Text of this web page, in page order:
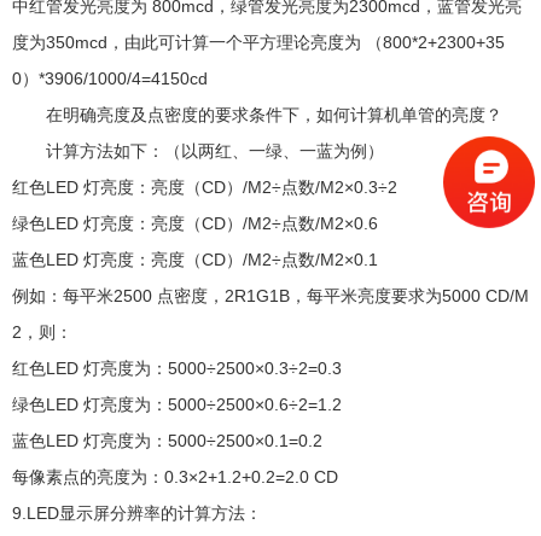
中红管发光亮度为 800mcd，绿管发光亮度为2300mcd，蓝管发光亮
度为350mcd，由此可计算一个平方理论亮度为 （800*2+2300+35
0）*3906/1000/4=4150cd
在明确亮度及点密度的要求条件下，如何计算机单管的亮度？
计算方法如下：（以两红、一绿、一蓝为例）
红色LED 灯亮度：亮度（CD）/M2÷点数/M2×0.3÷2
绿色LED 灯亮度：亮度（CD）/M2÷点数/M2×0.6
蓝色LED 灯亮度：亮度（CD）/M2÷点数/M2×0.1
例如：每平米2500 点密度，2R1G1B，每平米亮度要求为5000 CD/M
2，则：
红色LED 灯亮度为：5000÷2500×0.3÷2=0.3
绿色LED 灯亮度为：5000÷2500×0.6÷2=1.2
蓝色LED 灯亮度为：5000÷2500×0.1=0.2
每像素点的亮度为：0.3×2+1.2+0.2=2.0 CD
9.LED显示屏分辨率的计算方法：